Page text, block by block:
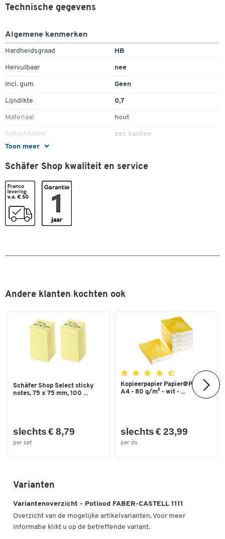
Toon meer
Technische gegevens
Algemene kenmerken
Hardheidsgraad HB
Hervulbaar nee
Incl. gum Geen
Lijndikte 0,7
Materiaal hout
Schachtvorm zes kanten
Stuk(s) per verpakking
Type potlood
Kleuren
Kleur
Schäfer Shop kwaliteit en service
Andere klanten kochten ook
Schäfer Shop Select sticky
notes, 75 x 75 mm, 100 ...
slechts € 8,79
per set
Kopieerpapier Papier@Print -
A4 - 80 g/m² - wit - ...
slechts € 23,99
per ds
Varianten
Variantenoverzicht - Potlood FABER-CASTELL 1111
Overzicht van de mogelijke artikelvarianten. Voor meer
informatie klikt u op de betreffende variant.